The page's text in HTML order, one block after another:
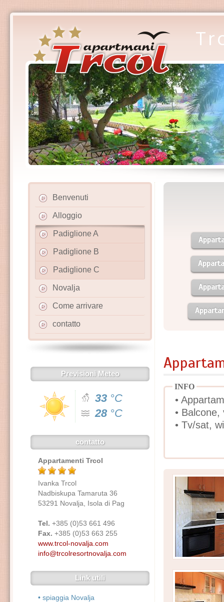
Benvenuti
Alloggio
Padiglione A
Padiglione B
Padiglione C
Novalja
Come arrivare
contatto
Previsioni Meteo
33 °C
28°C
contatto
Appartamenti Trcol
Ivanka Trcol
Nadbiskupa Tamaruta 36
53291 Novalja, Isola di Pag
Tel. +385 (0)53 661 496
Fax. +385 (0)53 663 255
www.trcol-novalja.com
info@trcolresortnovalja.com
Link utili
• spiaggia Novalja
INFO
•
•
• Tv/sat,